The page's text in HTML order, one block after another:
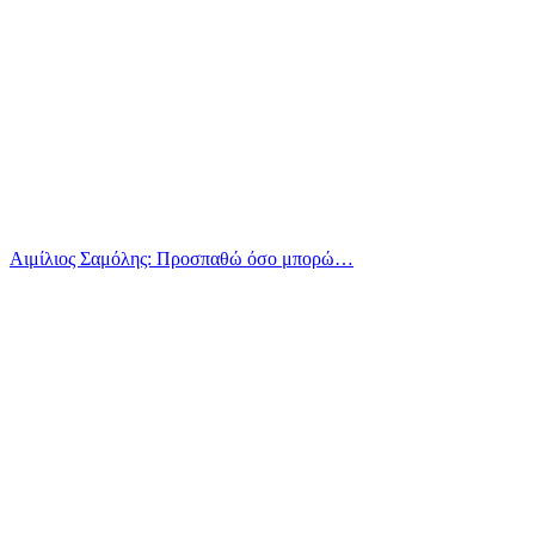
Αιμίλιος Σαμόλης: Προσπαθώ όσο μπορώ…